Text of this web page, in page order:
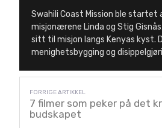
Swahili Coast Mission ble startet
misjonærene Linda og Stig
sitt til misjon langs Kenyas kyst.
menighetsbygging og
7 filmer som peker på det
budskapet